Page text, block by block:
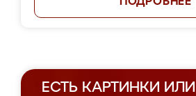
ЕСТЬ КАРТИНКИ